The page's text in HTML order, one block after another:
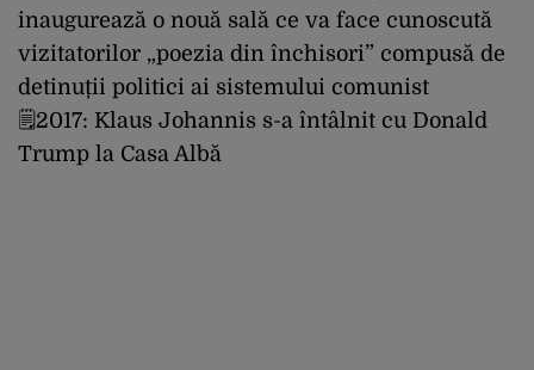
inaugurează o nouă sală ce va face cunoscută
vizitatorilor „poezia din închisori” compusă de
detinuții politici ai sistemului comunist
🗒️2017: Klaus Johannis s-a întâlnit cu Donald
Trump la Casa Albă